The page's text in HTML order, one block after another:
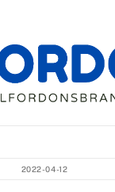
2022-04-12